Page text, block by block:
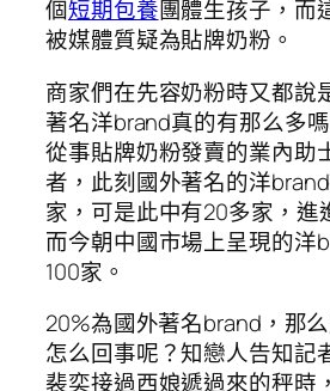
個短期包養團體生孩子，而
被媒體質疑為貼牌奶粉。
商家們在先容奶粉時又都說
著名洋brand真的有那么多
從事貼牌奶粉發賣的業內助
者，此刻國外著名的洋
家，可是此中有20多家，進
而今朝中國市場上呈現的洋
100家。
20%為國外著名brand，那
怎么回事呢？知戀人告知記
裴奕接過西娘遞過來的秤時